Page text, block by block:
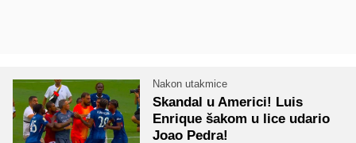
Nakon utakmice
Skandal u Americi! Luis
Enrique šakom u lice udario
Joao Pedra!